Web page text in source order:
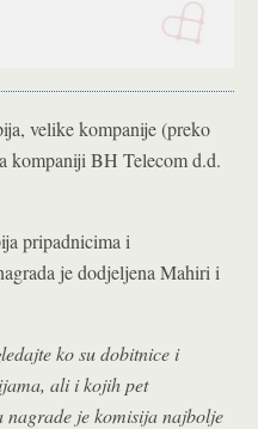
velike kompanije (preko
kompaniji BH Telecom d.d.
pripadnicima i
je dodjeljena Mahiri i
ko su dobitnice i
ali i kojih pet
je komisija najbolje